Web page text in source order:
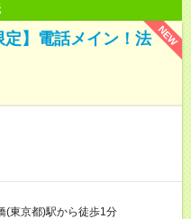
NEW
】電話メイン！法
(東京都)駅から徒歩1分